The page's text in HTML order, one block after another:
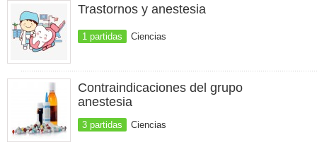
Trastornos y anestesia
1 partidas Ciencias
Contraindicaciones del grupo
anestesia
3 partidas Ciencias